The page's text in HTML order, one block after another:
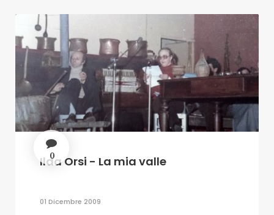
0
Ilda Orsi - La mia valle
01 Dicembre 2009